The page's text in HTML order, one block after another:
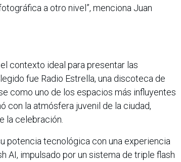
a otro nivel”, menciona Juan
contexto ideal para presentar las
fue Radio Estrella, una discoteca de
como uno de los espacios más influyentes
con la atmósfera juvenil de la ciudad,
la celebración.
potencia tecnológica con una experiencia
AI, impulsado por un sistema de triple flash